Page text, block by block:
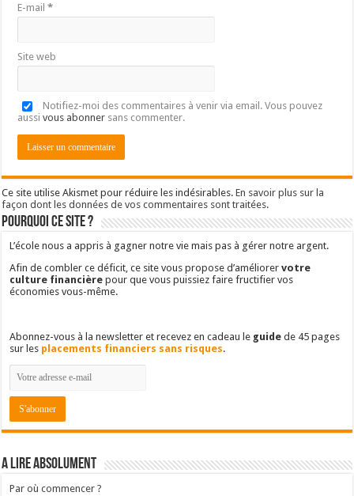
E-mail*
Site web
Notifiez-moi des commentaires à venir via email. Vous pouvez
aussivous abonner sans commenter.
Ce site utilise Akismet pour réduire les indésirables.En savoir plus sur la
façon dont les données de vos commentaires sont traitées.
Pourquoi ce site ?
L’école nous a appris à gagner notre vie mais pas à gérer notre argent.
Afin de combler ce déficit, ce site vous propose d’améliorervotre
culture financière pour que vous puissiez faire fructifier vos
économies vous-même.
Abonnez-vous à la newsletter et recevez en cadeau le guide de 45 pages
sur les placements financiers sans risques.
A lire absolument
Par où commencer ?